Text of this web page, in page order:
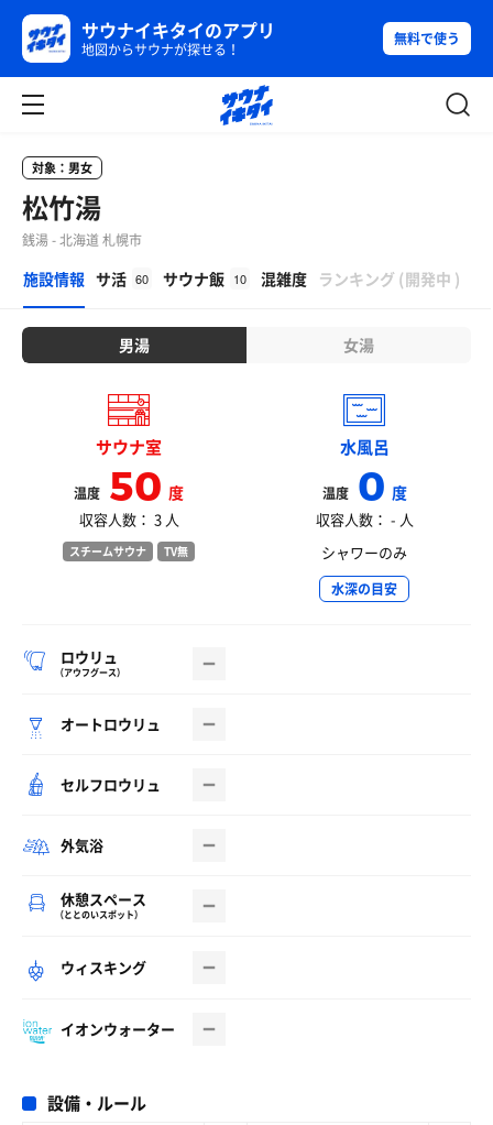
サウナイキタイのアプリ
地図からサウナが探せる！
無料で使う
対象：男女
松竹湯
銭湯 - 北海道 札幌市
施設情報 サ活 60 サウナ飯 10 混雑度 ランキング (開発中 )
男湯 女湯
サウナ室
温度 50度
収容人数： 3 人
スチームサウナ TV無
水風呂
温度0度
収容人数： - 人
シャワーのみ
水深の目安
ロウリュ
（アウフグース）
オートロウリュ
セルフロウリュ
外気浴
休憩スペース
（ととのいスポット）
ウィスキング
イオンウォーター
設備・ルール